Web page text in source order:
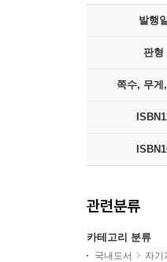
발행일
판형
쪽수, 무게,
관련분류
카테고리 분류
국내도서 자기